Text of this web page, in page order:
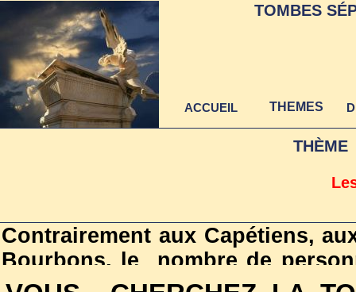
Contrairement aux Capétiens,
Bourbons, le nombre de
carolingien n'est pas
TOMBES
ACCUEIL THEMES